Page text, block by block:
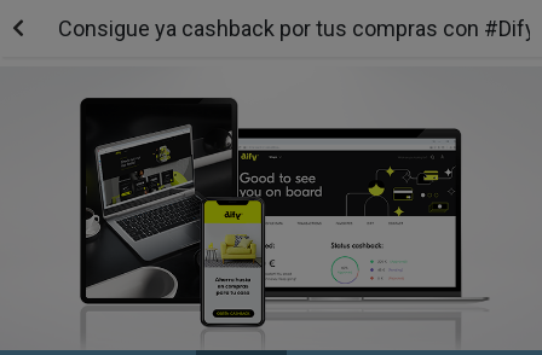
Consigue ya cashback por tus compras con